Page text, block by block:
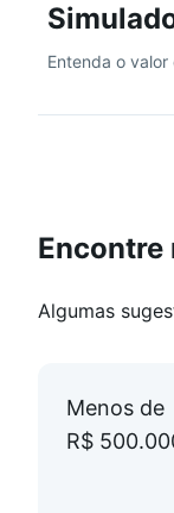
Entenda o
Encontre
Algumas
Menos de
R$